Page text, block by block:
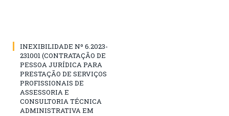
INEXIBILIDADE Nº 6.2023-
231001 (CONTRATAÇÃO DE
PESSOA JURÍDICA PARA
PRESTAÇÃO DE SERVIÇOS
PROFISSIONAIS DE
ASSESSORIA E
CONSULTORIA TÉCNICA
ADMINISTRATIVA EM